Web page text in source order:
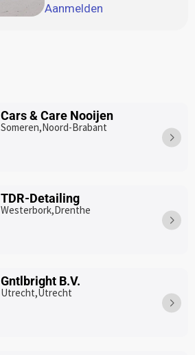
Aanmelden
Cars & Care Nooijen
Someren,Noord-Brabant
TDR-Detailing
Westerbork,Drenthe
Gntlbright B.V.
Utrecht,Utrecht